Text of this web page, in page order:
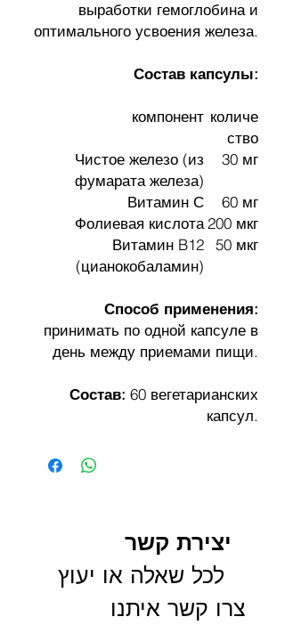
выработки гемоглобина и
оптимального усвоения железа.
Состав капсулы:
компонент количе
ство
Чистое железо (из
фумарата железа)
30 мг
Витамин С
60 мг
Фолиевая кислота 200 мкг
Витамин B12
(цианокобаламин)
50 мкг
Способ применения:
принимать по одной капсуле в
день между приемами пищи.
Состав: 60 вегетарианских
капсул.
יצירת קשר
צרו קשר איתנו